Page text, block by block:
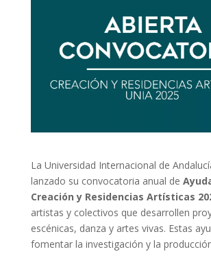
La Universidad Internacional de
lanzado su convocatoria anual de
Creación y Residencias Artísticas
artistas y colectivos que desarrollen
escénicas, danza y artes vivas. Estas
fomentar la investigación y la